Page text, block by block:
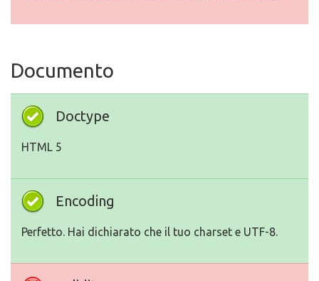
Documento
Doctype
HTML 5
Encoding
Perfetto. Hai dichiarato che il tuo charset e UTF-8.